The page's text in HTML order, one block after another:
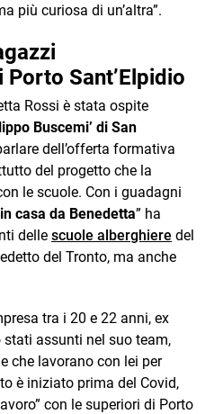
più curiosa di un’altra”.
Sant’Elpidio
Rossi è stata ospite
Buscemi’ di San
dell’offerta formativa
del progetto che la
le scuole. Con i guadagni
casa da Benedetta” ha
delle scuole alberghiere del
del Tronto, ma anche
tra i 20 e 22 anni, ex
stati assunti nel suo team,
che lavorano con lei per
è iniziato prima del Covid,
con le superiori di Porto